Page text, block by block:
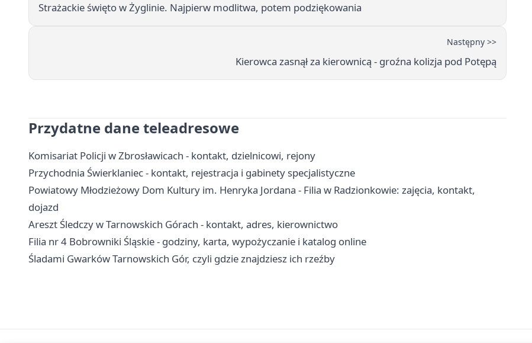
Strażackie święto w Żyglinie. Najpierw modlitwa, potem podziękowania
Następny >>
Kierowca zasnął za kierownicą - groźna kolizja pod Potępą
Przydatne dane teleadresowe
Komisariat Policji w Zbrosławicach - kontakt, dzielnicowi, rejony
Przychodnia Świerklaniec - kontakt, rejestracja i gabinety specjalistyczne
Powiatowy Młodzieżowy Dom Kultury im. Henryka Jordana - Filia w Radzionkowie: zajęcia, kontakt,
dojazd
Areszt Śledczy w Tarnowskich Górach - kontakt, adres, kierownictwo
Filia nr 4 Bobrowniki Śląskie - godziny, karta, wypożyczanie i katalog online
Śladami Gwarków Tarnowskich Gór, czyli gdzie znajdziesz ich rzeźby